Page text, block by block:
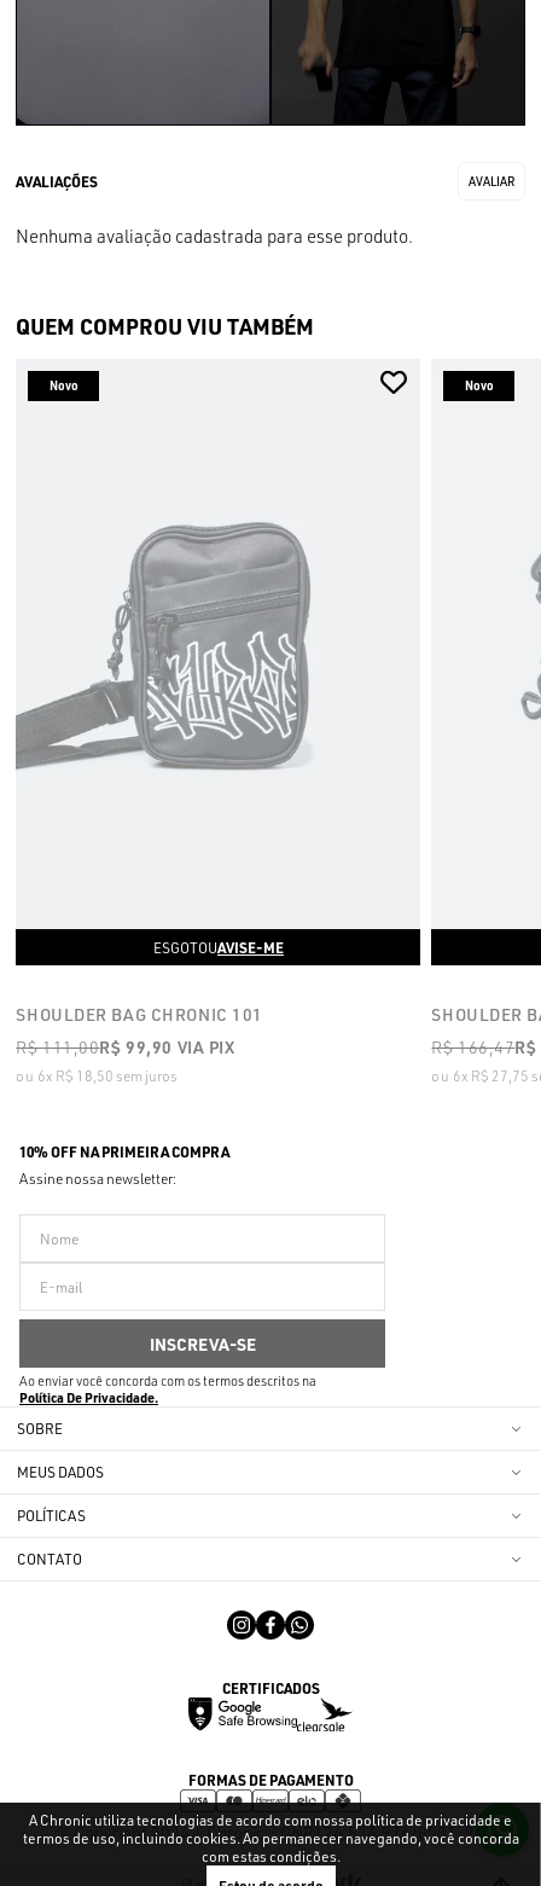
Nenhuma avaliação cadastrada para esse produto.
QUEM COMPROU VIU TAMBÉM
Novo
ESGOTOUAVISE-ME
SHOULDER BAG CHRONIC 101
R$ 99,90 VIA PIX
R$ 111,00
6x R$ 18,50 sem juros
Novo
SHOULDER
R$ 166,47
6x R$ 27,75
10% OFF NA PRIMEIRA COMPRA
Assine nossa newsletter:
Ao enviar você concorda com os termos descritos na
Política De Privacidade
SOBRE
MEUS DADOS
POLÍTICAS
CONTATO
CERTIFICADOS
© Copyright 2024 | Chronic - CNPJ 26.526.976/0001-96
FORMAS DE PAGAMENTO
A Chronic utiliza tecnologias de acordo com nossa política de privacidade e
termos de uso, incluindo cookies. Ao permanecer navegando, você concorda
com estas condições.